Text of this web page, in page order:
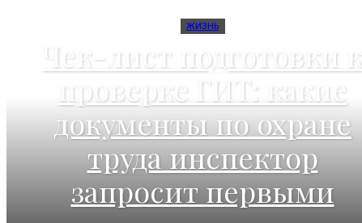
ЖИЗНЬ
Чек-лист подготовки к
проверке ГИТ: какие
документы по охране
труда инспектор
запросит первыми